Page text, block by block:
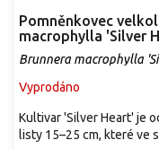
Pomněnkovec
macrophylla 'Silver
Brunnera macrophylla
Vyprodáno
Kultivar 'Silver Heart' je
listy 15–25 cm, které ve